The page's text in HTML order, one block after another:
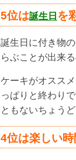
5位は誕生日 を
誕生日に付き物の
らぶことが出来
ケーキがオスス
っぱりと終わり
ともないちょう
4位は楽しい